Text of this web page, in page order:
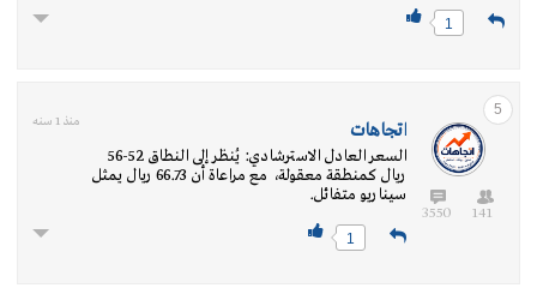
1
5
141
3550
اتجاهات منذ 1 سنه
السعر العادل الاسترشادي: يُنظر إلى النطاق 52-56
ريال كمنطقة معقولة، مع مراعاة أن 66.73 ريال يمثل
سيناريو متفائل.
1